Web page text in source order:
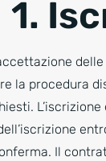
1.
la procedura
Il